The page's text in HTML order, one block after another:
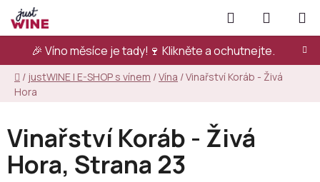
Přejít
na
obsah
🎉 Víno měsíce je tady!🍷 Klikněte a ochutnejte.
Hledat
KOŠÍK
Domů
/ justWINE | E-SHOP s vínem /Vína /Vinařství Koráb - Živá
Hora
Vinařství Koráb - Živá
Hora, Strana 23